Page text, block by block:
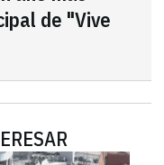
de "Vive